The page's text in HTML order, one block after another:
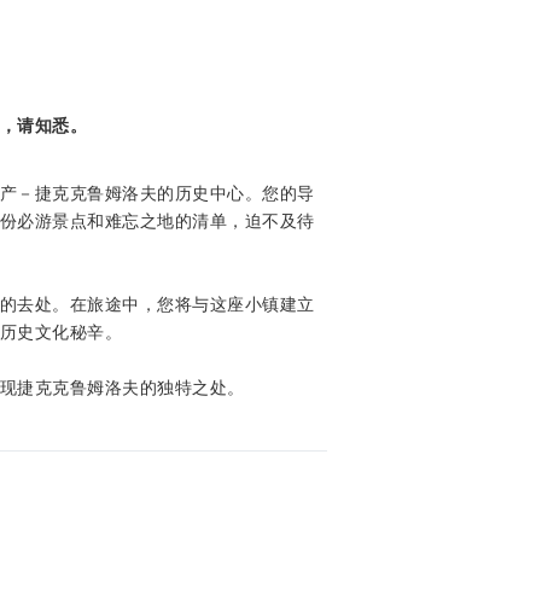
请知悉。
－捷克克鲁姆洛夫的历史中心。您的导
必游景点和难忘之地的清单，迫不及待
去处。在旅途中，您将与这座小镇建立
史文化秘辛。
捷克克鲁姆洛夫的独特之处。